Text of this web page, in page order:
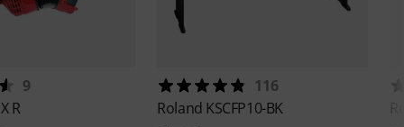
9
R
116
Roland KSCFP10-BK